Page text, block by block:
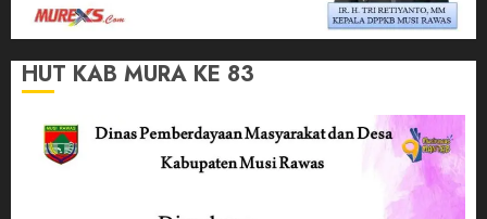
HUT KAB MURA KE 83